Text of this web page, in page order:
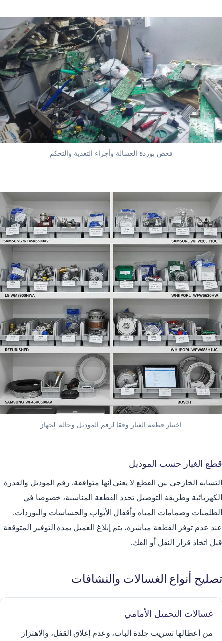
فحص بوردة الغسالة وأجزاء التغذية والتحكم
اختيار قطعة الغيار وفقا لرقم الموديل وحالة الجهاز
قطع الغيار حسب الموديل
التشابه الخارجي بين القطع لا يعني أنها متوافقة. رقم الموديل والقدرة
الكهربائية وطريقة التوصيل تحدد القطعة المناسبة، خصوصا في
الطلمبات وصمامات المياه وأقفال الأبواب والحساسات والبوردات.
عند عدم توفر القطعة مباشرة، يتم إبلاغ العميل بمدة التوفير المتوقعة
قبل اتخاذ قرار النقل أو الفك.
تصليح أنواع الغسالات والنشافات
غسالات التحميل الأمامي
من أعطالها تسريب جلدة الباب، وعدم إغلاق القفل، والاهتزاز